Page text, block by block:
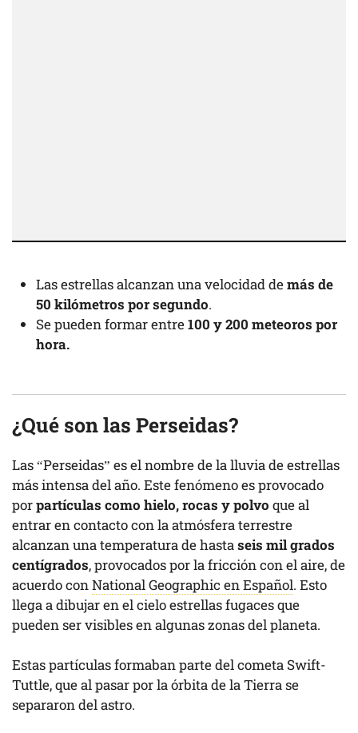
Las estrellas alcanzan una velocidad demás de
50 kilómetros por segundo.
Se pueden formar entre100 y 200 meteoros por
hora.
¿Qué son las Perseidas?
Las “Perseidas” es el nombre de la lluvia de estrellas
más intensa del año. Este fenómeno es provocado
porpartículas como hielo, rocas y polvo que al
entrar en contacto con la atmósfera terrestre
alcanzan una temperatura de hastaseis mil grados
centígrados, provocados por la fricción con el aire, de
acuerdo conNational Geographic en Español. Esto
llega a dibujar en el cielo estrellas fugaces que
pueden ser visibles en algunas zonas del planeta.
Estas partículas formaban parte del cometa Swift-
Tuttle, que al pasar por la órbita de la Tierra se
separaron del astro.